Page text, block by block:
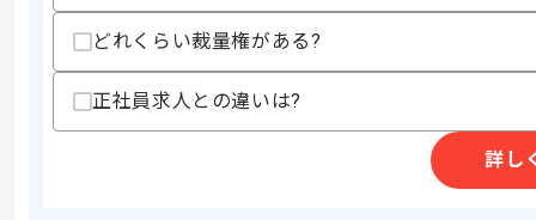
新しいアイディアや技術を積極的に導入
どれくらい裁量権がある?
正社員求人との違いは?
詳し